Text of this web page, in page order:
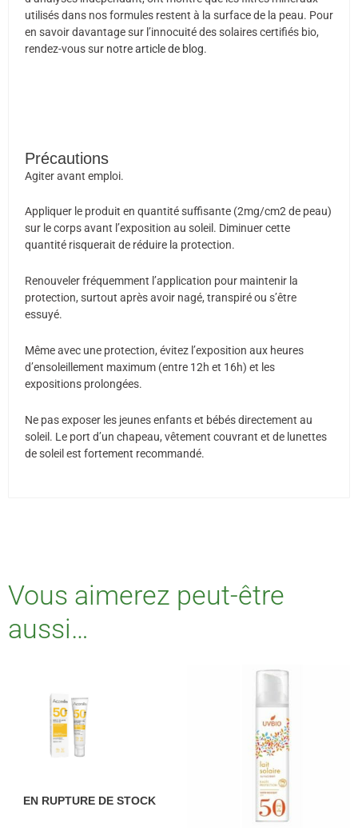
utilisés dans nos formules restent à la surface de la peau. Pour
en savoir davantage sur l’innocuité des solaires certifiés bio,
rendez-vous sur notre article de blog.
Précautions
Agiter avant emploi.
Appliquer le produit en quantité suffisante (2mg/cm2 de peau)
sur le corps avant l’exposition au soleil. Diminuer cette
quantité risquerait de réduire la protection.
Renouveler fréquemment l’application pour maintenir la
protection, surtout après avoir nagé, transpiré ou s’être
essuyé.
Même avec une protection, évitez l’exposition aux heures
d’ensoleillement maximum (entre 12h et 16h) et les
expositions prolongées.
Ne pas exposer les jeunes enfants et bébés directement au
soleil. Le port d’un chapeau, vêtement couvrant et de lunettes
de soleil est fortement recommandé.
Vous aimerez peut-être
aussi…
EN RUPTURE DE STOCK